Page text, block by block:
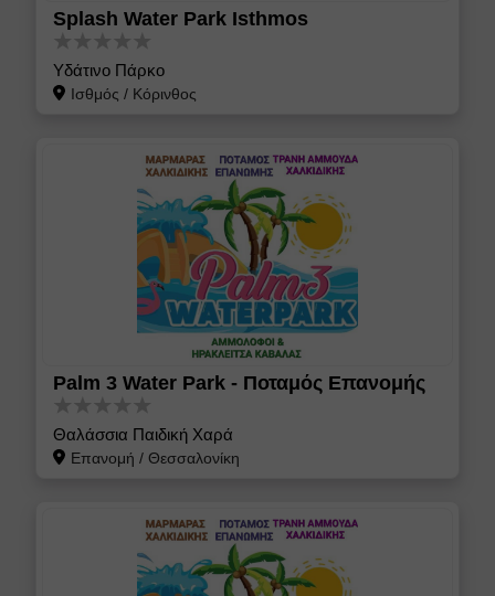
Splash Water Park Isthmos
Υδάτινο Πάρκο
Ισθμός / Κόρινθος
Palm 3 Water Park - Ποταμός Επανομής
Θαλάσσια Παιδική Χαρά
Επανομή / Θεσσαλονίκη